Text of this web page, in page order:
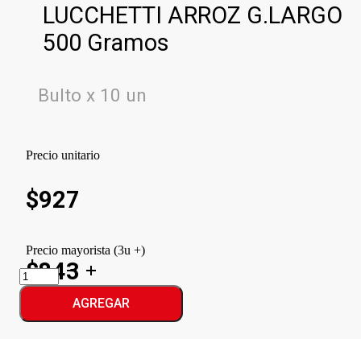
LUCCHETTI ARROZ G.LARGO
500 Gramos
Bulto x 10 un
Precio unitario
$927
Precio mayorista (3u +)
$843
LUCCHETTI
ARROZ
G.LARGOAGREGAR